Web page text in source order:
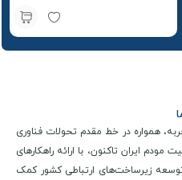
همواره در خط مقدم تحولات فناوری
مودم ایران تاکنون، با ارائه راهکارهای
زیرساخت‌های ارتباطی کشور کمک